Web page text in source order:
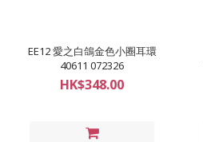
EE12 愛之白鴿金色小圈耳環
40611 072326
HK$348.00